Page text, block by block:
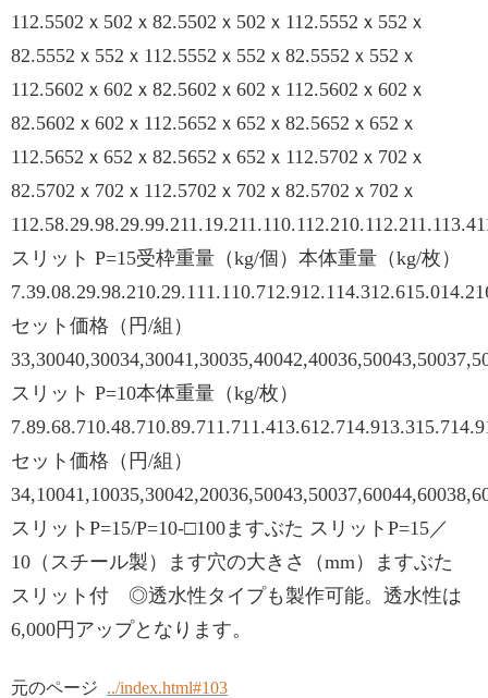
112.5502ｘ502ｘ82.5502ｘ502ｘ112.5552ｘ552ｘ
82.5552ｘ552ｘ112.5552ｘ552ｘ82.5552ｘ552ｘ
112.5602ｘ602ｘ82.5602ｘ602ｘ112.5602ｘ602ｘ
82.5602ｘ602ｘ112.5652ｘ652ｘ82.5652ｘ652ｘ
112.5652ｘ652ｘ82.5652ｘ652ｘ112.5702ｘ702ｘ
82.5702ｘ702ｘ112.5702ｘ702ｘ82.5702ｘ702ｘ
スリット P=15受枠重量（kg/個）本体重量（kg/枚）
セット価格（円/組）
スリット P=10本体重量（kg/枚）
セット価格（円/組）
スリットP=15/P=10-□100ますぶた スリットP=15／
10（スチール製）ます穴の大きさ（mm）ますぶた
スリット付 ◎透水性タイプも製作可能。透水性は
6,000円アップとなります。
元のページ ../index.html#103